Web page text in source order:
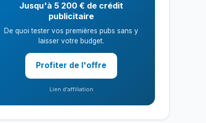
Jusqu'à 5 200 € de crédit
publicitaire
De quoi tester vos premières pubs sans y
laisser votre budget.
Profiter de l'offre
Lien d'affiliation